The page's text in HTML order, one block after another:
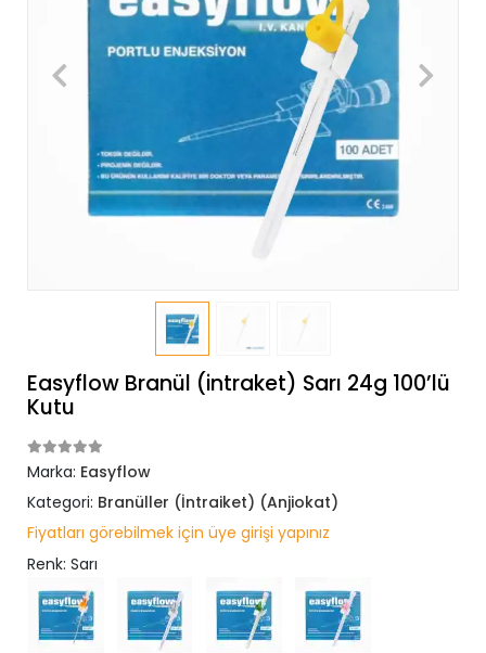
Easyflow Branül (intraket) Sarı 24g 100’lü
Kutu
Marka: Easyflow
Kategori: Branüller (İntraiket) (Anjiokat)
Fiyatları görebilmek için üye girişi yapınız
Renk: Sarı